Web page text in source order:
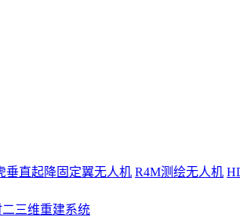
垂直起降固定翼无人机 R4M测绘无人机
二三维重建系统